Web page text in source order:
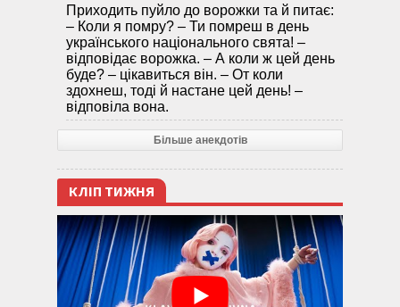
Приходить пуйло до ворожки та й питає:
– Коли я помру? – Ти помреш в день
українського національного свята! –
відповідає ворожка. – А коли ж цей день
буде? – цікавиться він. – От коли
здохнеш, тоді й настане цей день! –
відповіла вона.
Більше анекдотів
КЛІП ТИЖНЯ